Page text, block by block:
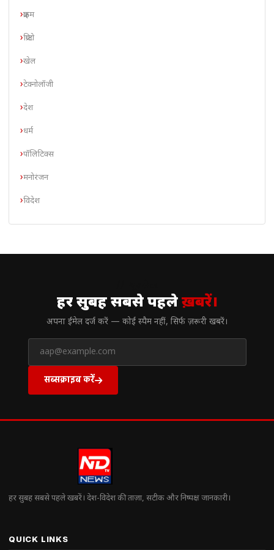
क्राइम
क्रिप्टो
खेल
टेक्नोलॉजी
देश
धर्म
पॉलिटिक्स
मनोरंजन
विदेश
हर सुबह सबसे पहलेख़बरें।
अपना ईमेल दर्ज करें — कोई स्पैम नहीं, सिर्फ ज़रूरी खबरें।
सब्सक्राइब करें
हर सुबह सबसे पहले खबरें। देश-विदेश की ताज़ा, सटीक और निष्पक्ष जानकारी।
QUICK LINKS